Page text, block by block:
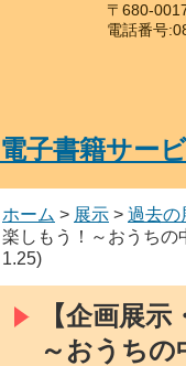
〒680-
電話番号
電子書籍サー
ホーム > 展示 > 過去の
楽しもう！～おうちの
1.25)
【企画展
～おうち